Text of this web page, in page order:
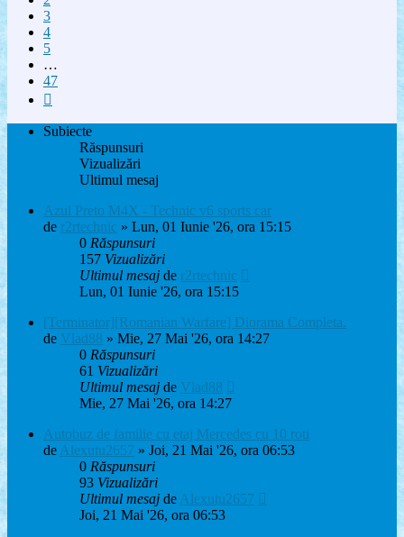
3
4
5
…
47
Subiecte
Răspunsuri
Vizualizări
Ultimul mesaj
Azul Preto M4X - Technic v6 sports car
de r2rtechnic » Lun, 01 Iunie '26, ora 15:15
0 Răspunsuri
157 Vizualizări
Ultimul mesaj de r2rtechnic
Lun, 01 Iunie '26, ora 15:15
[Terminator][Romanian Warfare] Diorama Completa.
de Vlad88 » Mie, 27 Mai '26, ora 14:27
0 Răspunsuri
61 Vizualizări
Ultimul mesaj de Vlad88
Mie, 27 Mai '26, ora 14:27
Autobuz de familie cu etaj Mercedes cu 10 roti
de Alexutu2657 » Joi, 21 Mai '26, ora 06:53
0 Răspunsuri
93 Vizualizări
Ultimul mesaj de Alexutu2657
Joi, 21 Mai '26, ora 06:53